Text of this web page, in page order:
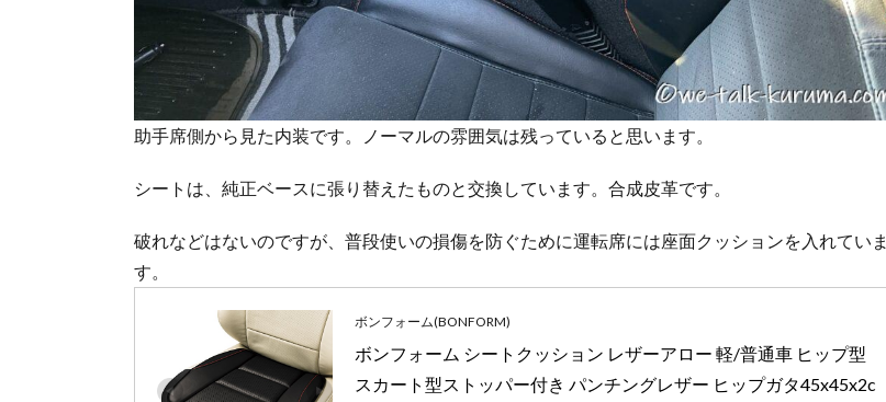
助手席側から見た内装です。ノーマルの雰囲気は残っていると思います。
シートは、純正ベースに張り替えたものと交換しています。合成皮革です。
破れなどはないのですが、普段使いの損傷を防ぐために運転席には座面クッションを入れていま
す。
ボンフォーム(BONFORM)
ボンフォーム シートクッション レザーアロー 軽/普通車 ヒップ型
スカート型ストッパー付き パンチングレザー ヒップガタ45x45x2c